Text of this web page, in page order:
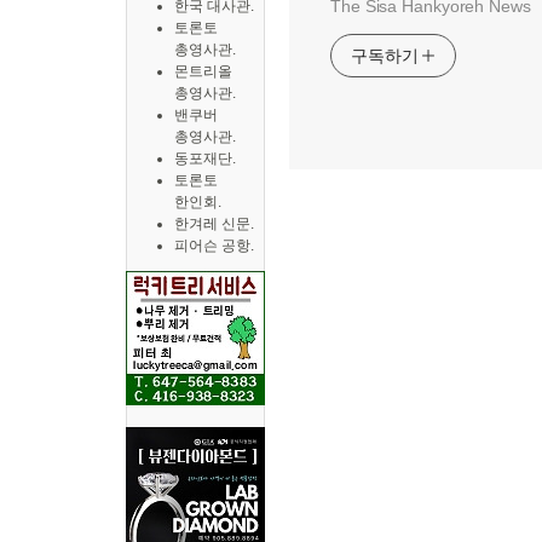
한국 대사관.
토론토
총영사관.
몬트리올
총영사관.
밴쿠버
총영사관.
동포재단.
토론토
한인회.
한겨레 신문.
피어슨 공항.
The Sisa Hankyoreh News
구독하기